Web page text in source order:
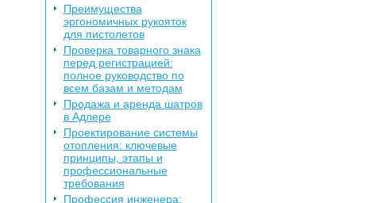
Преимущества
эргономичных рукояток
для пистолетов
Проверка товарного знака
перед регистрацией:
полное руководство по
всем базам и методам
Продажа и аренда шатров
в Адлере
Проектирование системы
отопления: ключевые
принципы, этапы и
профессиональные
требования
Профессия инженера: